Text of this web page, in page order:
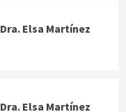
Dra. Elsa Martínez
Dra. Elsa Martínez